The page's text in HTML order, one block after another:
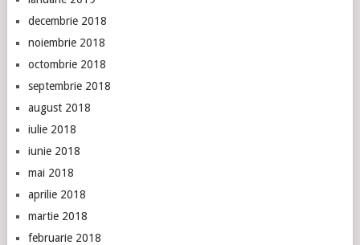
decembrie 2018
noiembrie 2018
octombrie 2018
septembrie 2018
august 2018
iulie 2018
iunie 2018
mai 2018
aprilie 2018
martie 2018
februarie 2018